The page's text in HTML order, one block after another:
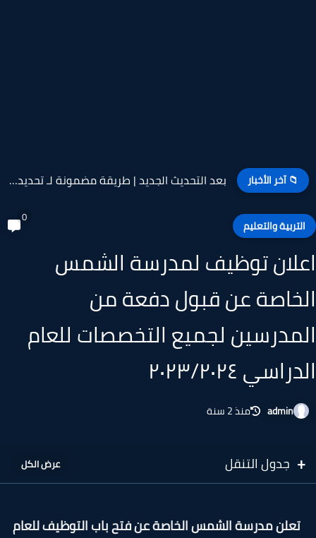
📁 آخر الأخبار بعد التحديث الجديد | طريقة مضمونة لـ تحديد سرعة النت...
والتعليم
توظيف لمدرسة الشمس
عن قبول دفعة من
لجميع التخصصات للعام
٢٠٢٣/٢٠٢٤
admin منذ 2 سنة
جدول التنقل
تعلن مدرسة الشمس الخاصة عن فتح باب التوظيف للعام